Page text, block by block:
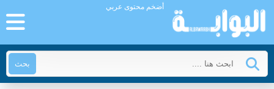
أضخم محتوى عربي
بحث